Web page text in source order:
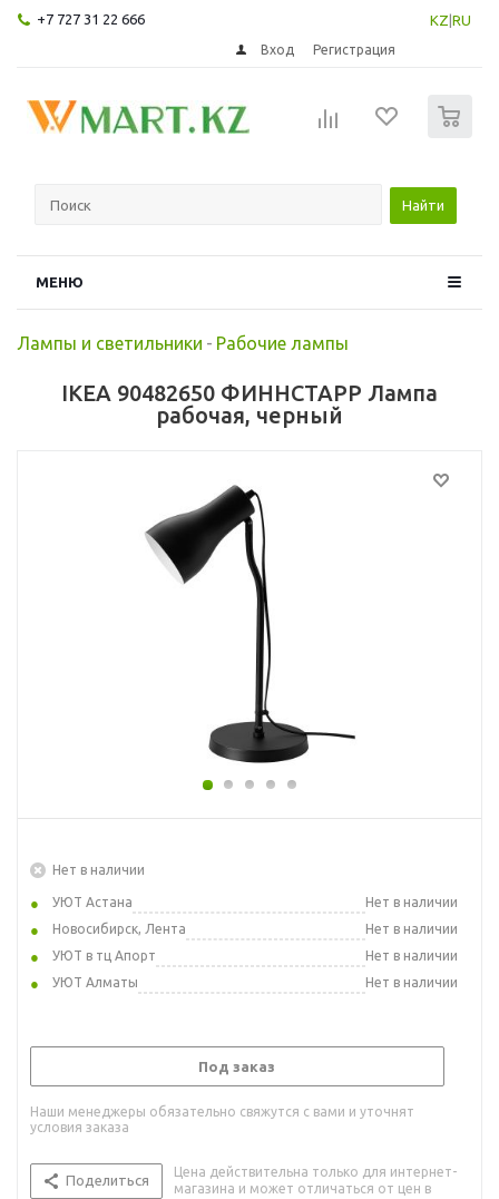
+7 727 31 22 666 KZ RU
Вход Регистрация
Найти
МЕНЮ
Лампы и светильники - Рабочие лампы
IKEA 90482650 ФИННСТАРР Лампа
рабочая, черный
Нет в наличии
УЮТ Астана
Нет в наличии
Новосибирск, Лента
Нет в наличии
УЮТ в тц Апорт
Нет в наличии
УЮТ Алматы
Нет в наличии
Под заказ
Наши менеджеры обязательно свяжутся с вами и уточнят
условия заказа
Поделиться
Цена действительна только для интернет-
магазина и может отличаться от цен в